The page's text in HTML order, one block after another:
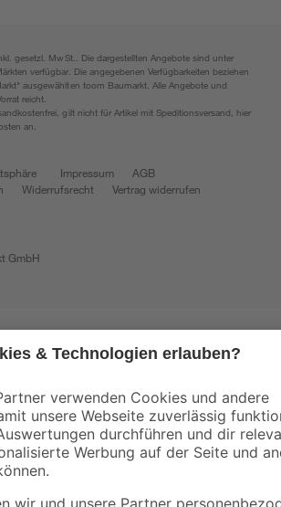
gesetzl. MwSt.. Die dargestellten Angebote sind unter
verfügbar. Die angegebenen Verfügbarkeiten beziehen
ausgewählten toom Baumarkt. Alle Angebote und
reicht.
gilt nicht für Artikel mit Speditionsversand, hier
an.
Impressum
AGB
Widerrufsrecht
Vertrag widerrufen
GmbH